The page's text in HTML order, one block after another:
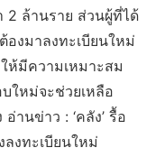
2 ล้านราย ส่วนผู้ที่ได้
งมาลงทะเบียนใหม่
ห้มีความเหมาะสม
ใหม่จะช่วยเหลือ
านข่าว : ‘คลัง’ รื้อ
งทะเบียนใหม่